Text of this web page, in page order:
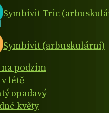
Symbivit Tric
Symbivit (arbuskulární)
podzim
létě
opadavý
květy